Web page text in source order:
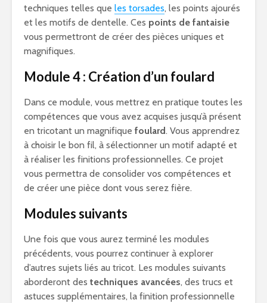
techniques telles que les torsades, les points ajourés
et les motifs de dentelle. Ces points de fantaisie
vous permettront de créer des pièces uniques et
magnifiques.
Module 4 : Création d’un foulard
Dans ce module, vous mettrez en pratique toutes les
compétences que vous avez acquises jusqu’à présent
en tricotant un magnifique foulard. Vous apprendrez
à choisir le bon fil, à sélectionner un motif adapté et
à réaliser les finitions professionnelles. Ce projet
vous permettra de consolider vos compétences et
de créer une pièce dont vous serez fière.
Modules suivants
Une fois que vous aurez terminé les modules
précédents, vous pourrez continuer à explorer
d’autres sujets liés au tricot. Les modules suivants
aborderont des techniques avancées, des trucs et
astuces supplémentaires, la finition professionnelle